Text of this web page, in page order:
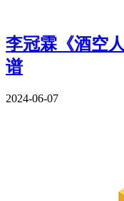
李冠霖《酒空
谱
2024-06-07